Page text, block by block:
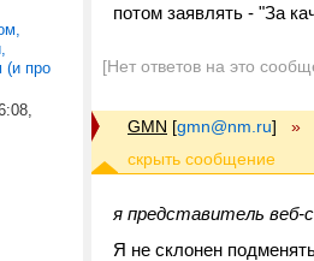
(и про
потом заявлять - "За
[Нет ответов на это
GMN [gmn@nm.ru] »
я представитель веб-
Я не склонен